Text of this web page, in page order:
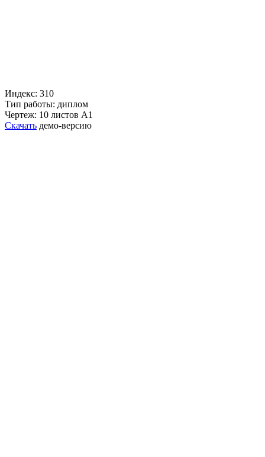
Индекс: 310
Тип работы: диплом
Чертеж: 10 листов А1
Скачать демо-версию